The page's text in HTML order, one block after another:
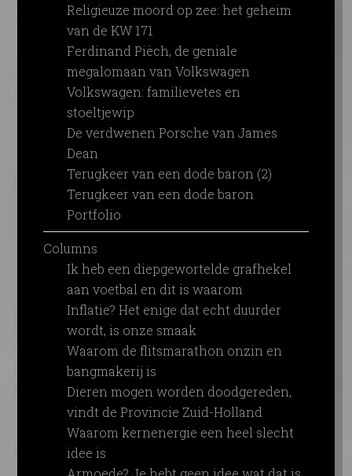
Religieuze moord op zee: het geheim
van de KW 171
Ferdinand Piëch, de geniale
megalomaan van Volkswagen
Volkswagen: familievetes en
stoeltjewip
De verdwenen Porsche van James
Dean
Terugkeer van een dode baron (2)
Terugkeer van een dode baron
Portfolio
Columns
Ik heb een diepgewortelde grafhekel
aan voetbal en dit is waarom
Inflatie? Het enige dat echt duurder
wordt, is onze smaak
Waarom de flitsmarathon onzin en
bangmakerij is
Dieren mogen worden doodgereden,
vindt de Provincie Zuid-Holland
Waarom kernenergie een heel slecht
idee is